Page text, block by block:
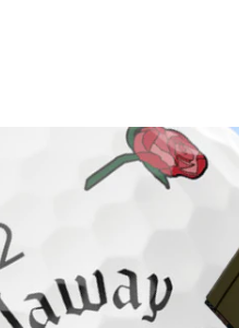
Warum bei